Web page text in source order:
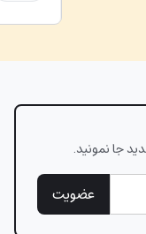
جا نمونید.
عضویت